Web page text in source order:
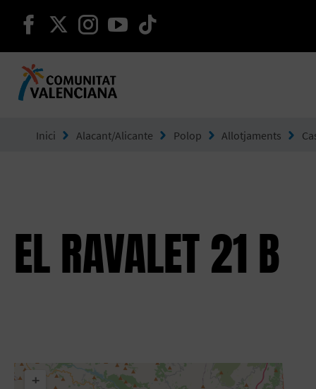
seguir en facebook
seguir en twitter
seguir en instagram
seguir en youtube
Inici Alacant/Alicante Polop Allotjaments
EL RAVALET 21 B
+